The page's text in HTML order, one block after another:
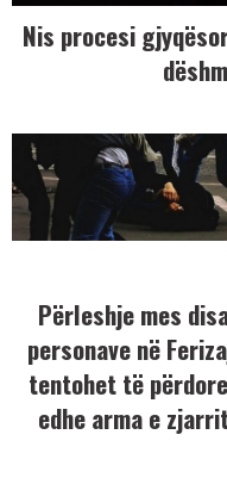
Nis procesi
Përleshje mes
personave në
tentohet të
edhe arma e